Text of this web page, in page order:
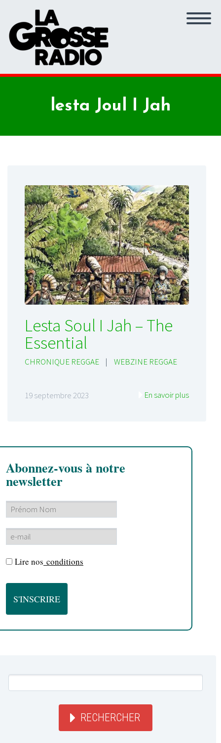
lesta Joul I Jah
Lesta Soul I Jah – The
Essential
CHRONIQUE REGGAE | WEBZINE REGGAE
19 septembre 2023 En savoir plus
Abonnez-vous à notre
newsletter
Lire nos conditions
RECHERCHER